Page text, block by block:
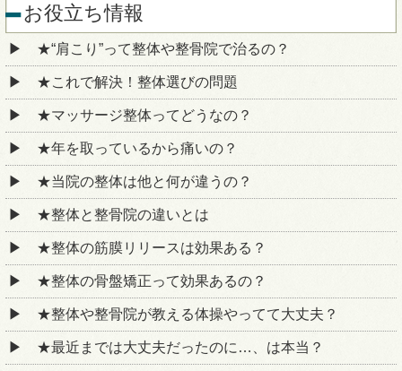
お役立ち情報
★“肩こり”って整体や整骨院で治るの？
★これで解決！整体選びの問題
★マッサージ整体ってどうなの？
★年を取っているから痛いの？
★当院の整体は他と何が違うの？
★整体と整骨院の違いとは
★整体の筋膜リリースは効果ある？
★整体の骨盤矯正って効果あるの？
★整体や整骨院が教える体操やってて大丈夫？
★最近までは大丈夫だったのに…、は本当？